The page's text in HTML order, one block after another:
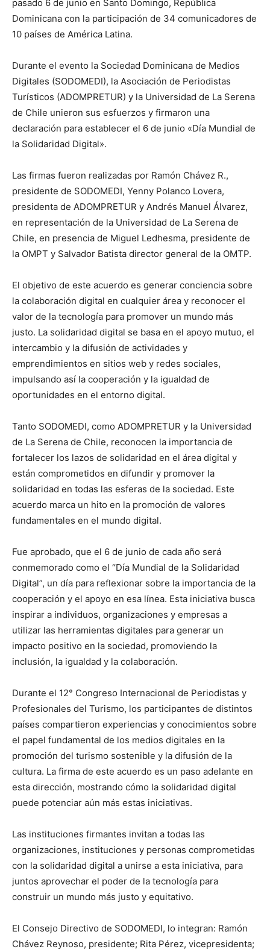
pasado 6 de junio en Santo Domingo, República
Dominicana con la participación de 34 comunicadores de
10 países de América Latina.
Durante el evento la Sociedad Dominicana de Medios
Digitales (SODOMEDI), la Asociación de Periodistas
Turísticos (ADOMPRETUR) y la Universidad de La Serena
de Chile unieron sus esfuerzos y firmaron una
declaración para establecer el 6 de junio «Día Mundial de
la Solidaridad Digital».
Las firmas fueron realizadas por Ramón Chávez R.,
presidente de SODOMEDI, Yenny Polanco Lovera,
presidenta de ADOMPRETUR y Andrés Manuel Álvarez,
en representación de la Universidad de La Serena de
Chile, en presencia de Miguel Ledhesma, presidente de
la OMPT y Salvador Batista director general de la OMTP.
El objetivo de este acuerdo es generar conciencia sobre
la colaboración digital en cualquier área y reconocer el
valor de la tecnología para promover un mundo más
justo. La solidaridad digital se basa en el apoyo mutuo, el
intercambio y la difusión de actividades y
emprendimientos en sitios web y redes sociales,
impulsando así la cooperación y la igualdad de
oportunidades en el entorno digital.
Tanto SODOMEDI, como ADOMPRETUR y la Universidad
de La Serena de Chile, reconocen la importancia de
fortalecer los lazos de solidaridad en el área digital y
están comprometidos en difundir y promover la
solidaridad en todas las esferas de la sociedad. Este
acuerdo marca un hito en la promoción de valores
fundamentales en el mundo digital.
Fue aprobado, que el 6 de junio de cada año será
conmemorado como el “Día Mundial de la Solidaridad
Digital”, un día para reflexionar sobre la importancia de la
cooperación y el apoyo en esa línea. Esta iniciativa busca
inspirar a individuos, organizaciones y empresas a
utilizar las herramientas digitales para generar un
impacto positivo en la sociedad, promoviendo la
inclusión, la igualdad y la colaboración.
Durante el 12° Congreso Internacional de Periodistas y
Profesionales del Turismo, los participantes de distintos
países compartieron experiencias y conocimientos sobre
el papel fundamental de los medios digitales en la
promoción del turismo sostenible y la difusión de la
cultura. La firma de este acuerdo es un paso adelante en
esta dirección, mostrando cómo la solidaridad digital
puede potenciar aún más estas iniciativas.
Las instituciones firmantes invitan a todas las
organizaciones, instituciones y personas comprometidas
con la solidaridad digital a unirse a esta iniciativa, para
juntos aprovechar el poder de la tecnología para
construir un mundo más justo y equitativo.
El Consejo Directivo de SODOMEDI, lo integran: Ramón
Chávez Reynoso, presidente; Rita Pérez, vicepresidenta;